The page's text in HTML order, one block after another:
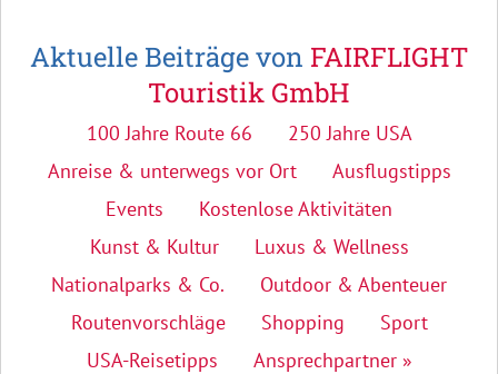
Aktuelle Beiträge von FAIRFLIGHT
Touristik GmbH
100 Jahre Route 66
250 Jahre USA
Anreise & unterwegs vor Ort
Ausflugstipps
Events
Kostenlose Aktivitäten
Kunst & Kultur
Luxus & Wellness
Nationalparks & Co.
Outdoor & Abenteuer
Routenvorschläge
Shopping
Sport
USA-Reisetipps
Ansprechpartner »